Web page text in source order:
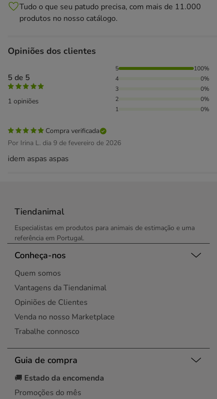
Tudo o que seu patudo precisa, com mais de 11.000
produtos no nosso catálogo.
Opiniões dos clientes
5 de 5
1 opiniões
100% das pessoas avaliaram com 5 estrelas,
5
100%
4
0%
3
0%
2
0%
1
0%
Compra verificada
Por Irina L. dia 9 de fevereiro de 2026
idem aspas aspas
Tiendanimal
Especialistas em produtos para animais de estimação e uma
referência em Portugal.
Conheça-nos
Quem somos
Vantagens da Tiendanimal
Opiniões de Clientes
Venda no nosso Marketplace
Trabalhe connosco
Guia de compra
🚚 Estado da encomenda
Promoções do mês